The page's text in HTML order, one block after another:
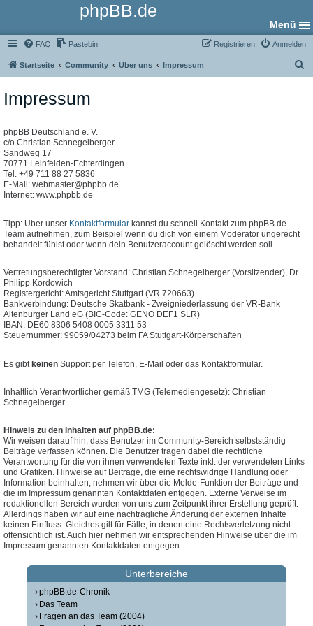
phpBB.de
Menü
FAQ Pastebin Anmelden
Registrieren
Startseite Community Über uns Impressum
Impressum
phpBB Deutschland e. V.
c/o Christian Schnegelberger
Sandweg 17
70771 Leinfelden-Echterdingen
Tel. +49 711 88 27 5836
E-Mail: webmaster@phpbb.de
Internet: www.phpbb.de
Tipp: Über unser Kontaktformular kannst du schnell Kontakt zum phpBB.de-
Team aufnehmen, zum Beispiel wenn du dich von einem Moderator ungerecht
behandelt fühlst oder wenn dein Benutzeraccount gelöscht werden soll.
Vertretungsberechtigter Vorstand: Christian Schnegelberger (Vorsitzender), Dr.
Philipp Kordowich
Registergericht: Amtsgericht Stuttgart (VR 720663)
Bankverbindung: Deutsche Skatbank - Zweigniederlassung der VR-Bank
Altenburger Land eG (BIC-Code: GENO DEF1 SLR)
IBAN: DE60 8306 5408 0005 3311 53
Steuernummer: 99059/04273 beim FA Stuttgart-Körperschaften
Es gibt keinen Support per Telefon, E-Mail oder das Kontaktformular.
Inhaltlich Verantwortlicher gemäß TMG (Telemediengesetz): Christian
Schnegelberger
Hinweis zu den Inhalten auf phpBB.de:
Wir weisen darauf hin, dass Benutzer im Community-Bereich selbstständig
Beiträge verfassen können. Die Benutzer tragen dabei die rechtliche
Verantwortung für die von ihnen verwendeten Texte inkl. der verwendeten Links
und Grafiken. Hinweise auf Beiträge, die eine rechtswidrige Handlung oder
Information beinhalten, nehmen wir über die Melde-Funktion der Beiträge und
die im Impressum genannten Kontaktdaten entgegen. Externe Verweise im
redaktionellen Bereich wurden von uns zum Zeitpunkt ihrer Erstellung geprüft.
Allerdings haben wir auf eine nachträgliche Änderung der externen Inhalte
keinen Einfluss. Gleiches gilt für Fälle, in denen eine Rechtsverletzung nicht
offensichtlich ist. Auch hier nehmen wir entsprechenden Hinweise über die im
Impressum genannten Kontaktdaten entgegen.
Unterbereiche
phpBB.de-Chronik
Das Team
Fragen an das Team (2004)